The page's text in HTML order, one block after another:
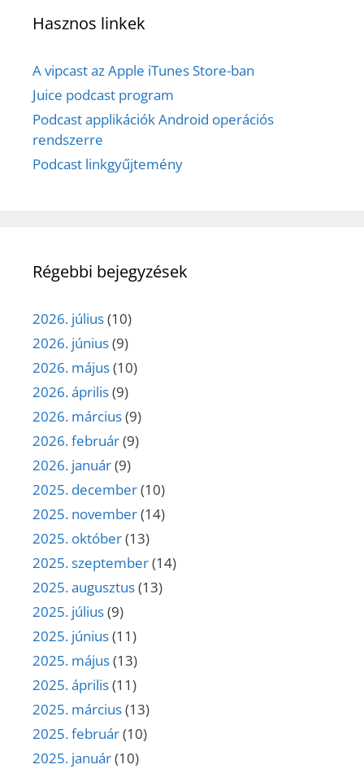
Hasznos linkek
A vipcast az Apple iTunes Store-ban
Juice podcast program
Podcast applikációk Android operációs
rendszerre
Podcast linkgyűjtemény
Régebbi bejegyzések
2026. július(10)
2026. június(9)
2026. május(10)
2026. április(9)
2026. március(9)
2026. február(9)
2026. január(9)
2025. december(10)
2025. november(14)
2025. október(13)
2025. szeptember(14)
2025. augusztus(13)
2025. július(9)
2025. június(11)
2025. május(13)
2025. április(11)
2025. március(13)
2025. február(10)
2025. január(10)